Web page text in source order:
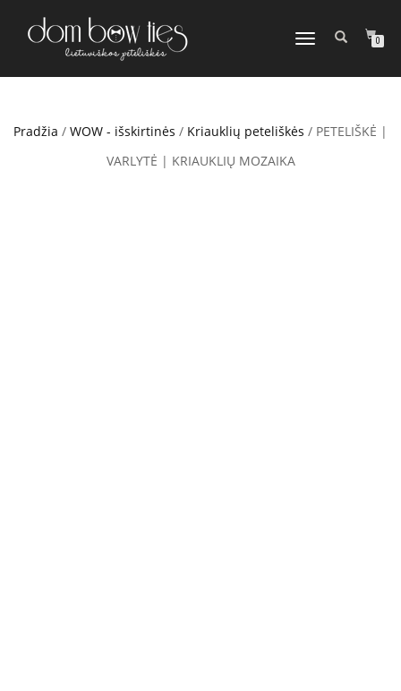
TOGGLE
0
Pradžia / WOW - išskirtinės / Kriauklių peteliškės / PETELIŠKĖ |
VARLYTĖ | KRIAUKLIŲ MOZAIKA